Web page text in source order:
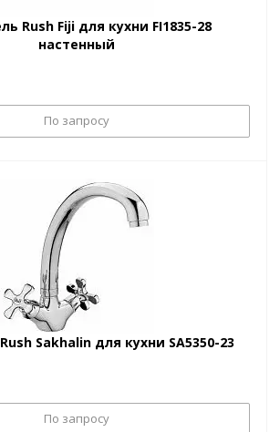
Rush Fiji для кухни FI1835-28
настенный
По запросу
Sakhalin для кухни SA5350-23
По запросу